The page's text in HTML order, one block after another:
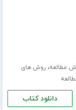
مطالعه،روش های
دانلود کتاب